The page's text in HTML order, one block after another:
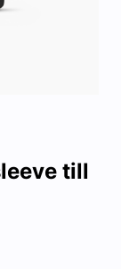
till